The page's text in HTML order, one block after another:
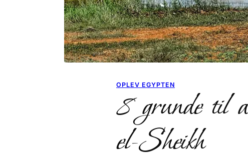
OPLEV EGYPTEN
8 grunde til
el-Sheikh